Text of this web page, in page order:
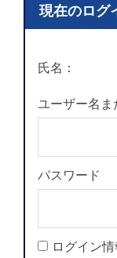
現在のログ
氏名：
ユーザー名ま
パスワード
ログイン